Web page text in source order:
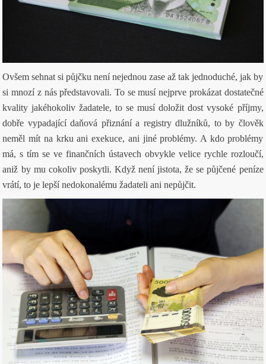
Ovšem sehnat si půjčku není nejednou zase až tak jednoduché, jak by
si mnozí z nás představovali. To se musí nejprve prokázat dostatečné
kvality jakéhokoliv žadatele, to se musí doložit dost vysoké příjmy,
dobře vypadající daňová přiznání a registry dlužníků, to by člověk
neměl mít na krku ani exekuce, ani jiné problémy. A kdo problémy
má, s tím se ve finančních ústavech obvykle velice rychle rozloučí,
aniž by mu cokoliv poskytli. Když není jistota, že se půjčené peníze
vrátí, to je lepší nedokonalému žadateli ani nepůjčit.